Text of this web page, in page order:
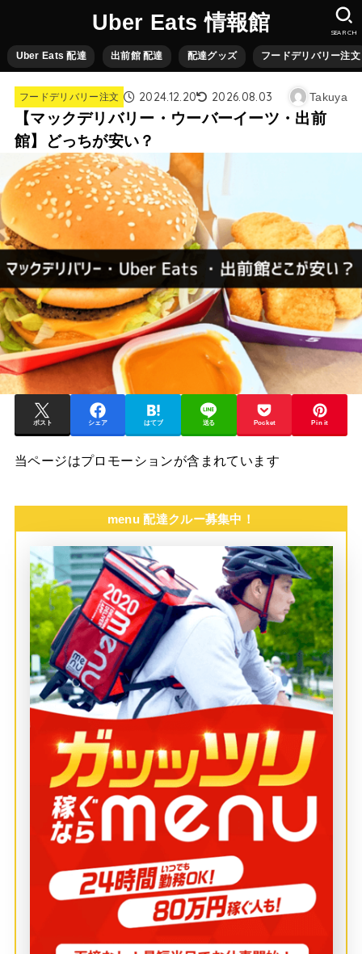
Uber Eats 情報館
Uber Eats 配達 出前館 配達 配達グッズ フードデリバリー注文
SEARCH
フードデリバリー注文 2024.12.20 2026.08.03 Takuya
【マックデリバリー・ウーバーイーツ・出前
館】どっちが安い？
ポスト シェア はてブ 送る Pocket Pin it
当ページはプロモーションが含まれています
menu 配達クルー募集中！